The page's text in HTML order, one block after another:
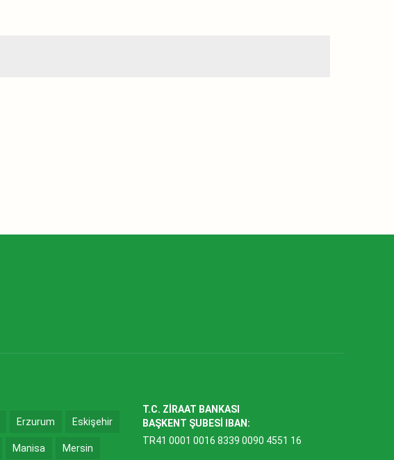
Erzurum Eskişehir
Manisa Mersin
T.C. ZİRAAT BANKASI
BAŞKENT ŞUBESİ IBAN:
TR41 0001 0016 8339 0090 4551 16